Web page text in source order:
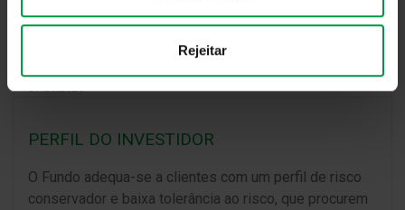
Rejeitar
para cada uma das medidas de Rendibilidade e Risco
tendo como referência o valor da UP no dia
07.08.2026
PERFIL DO INVESTIDOR
O Fundo adequa-se a clientes com um perfil de risco
conservador e baixa tolerância ao risco, que procurem